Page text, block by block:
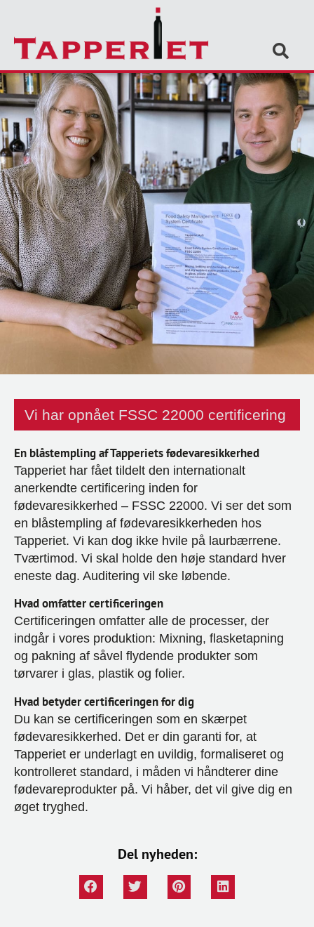
Vi har opnået FSSC 22000 certificering
En blåstempling af Tapperiets fødevaresikkerhed
Tapperiet har fået tildelt den internationalt
anerkendte certificering inden for
fødevaresikkerhed – FSSC 22000. Vi ser det som
en blåstempling af fødevaresikkerheden hos
Tapperiet. Vi kan dog ikke hvile på laurbærrene.
Tværtimod. Vi skal holde den høje standard hver
eneste dag. Auditering vil ske løbende.
Hvad omfatter certificeringen
Certificeringen omfatter alle de processer, der
indgår i vores produktion: Mixning, flasketapning
og pakning af såvel flydende produkter som
tørvarer i glas, plastik og folier.
Hvad betyder certificeringen for dig
Du kan se certificeringen som en skærpet
fødevaresikkerhed. Det er din garanti for, at
Tapperiet er underlagt en uvildig, formaliseret og
kontrolleret standard, i måden vi håndterer dine
fødevareprodukter på. Vi håber, det vil give dig en
øget tryghed.
Del nyheden: